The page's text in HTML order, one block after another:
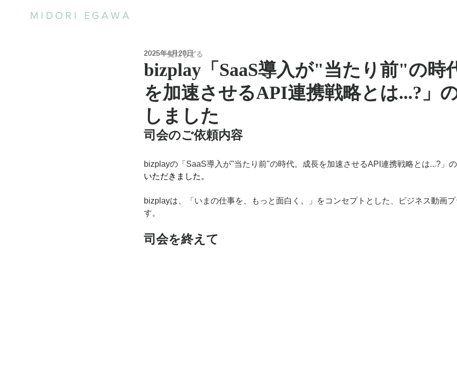
MIDORI EGAWA
bizplay「SaaS導入が"当たり前"の時
を加速させるAPI連携戦略とは...?」
しました
2025年4月20日
司会のご依頼内容
bizplayの「 SaaS導入が"当たり前"の時代。成長を加速させるAPI連携戦略とは...?」
いただきました。
bizplayは、「いまの仕事を、もっと面白く。」をコンセプトとした、ビジネス動画
す。
司会を終えて
＜ 一覧にもどる